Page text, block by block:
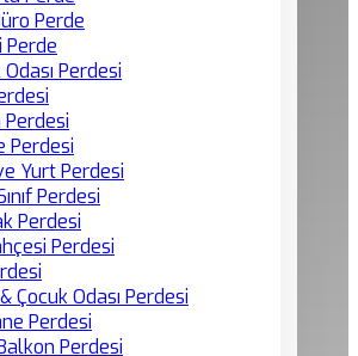
Perde
Perde
Perdesi
Perdesi
Yurt Perdesi
Perdesi
Perdesi
Perdesi
Çocuk Odası Perdesi
Perdesi
Perdesi